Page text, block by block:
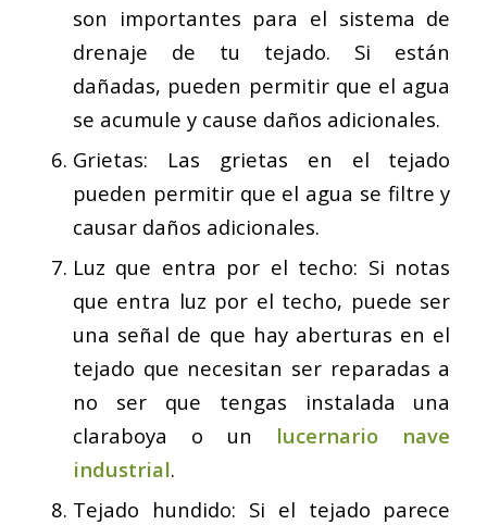
son importantes para el sistema de
drenaje de tu tejado. Si están
dañadas, pueden permitir que el agua
se acumule y cause daños adicionales.
Grietas: Las grietas en el tejado
pueden permitir que el agua se filtre y
causar daños adicionales.
Luz que entra por el techo: Si notas
que entra luz por el techo, puede ser
una señal de que hay aberturas en el
tejado que necesitan ser reparadas a
no ser que tengas instalada una
claraboya o un lucernario nave
industrial.
Tejado hundido: Si el tejado parece